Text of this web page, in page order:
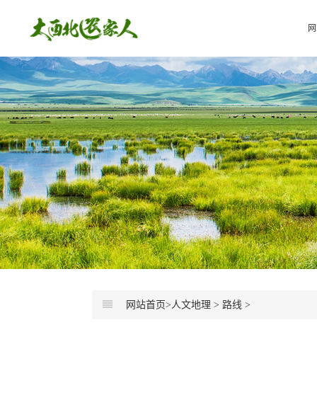
网站首页>人文地理 > 路线 >